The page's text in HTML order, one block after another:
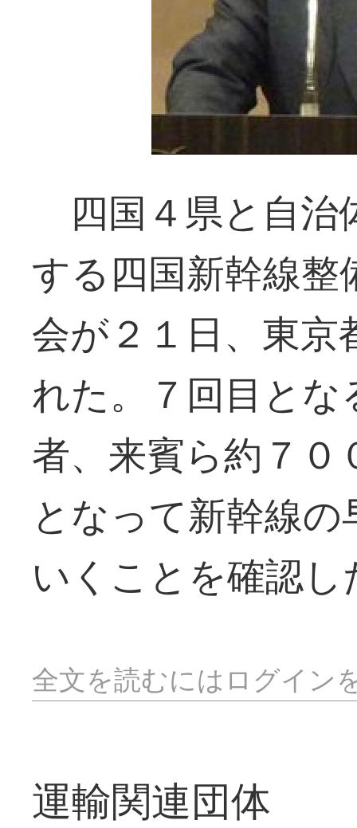
四国４県と自治
する四国新幹線整
会が２１日、東
れた。７回目と
者、来賓ら約７０
となって新幹線
いくことを確認し
全文を読むにはログイン
運輸関連団体